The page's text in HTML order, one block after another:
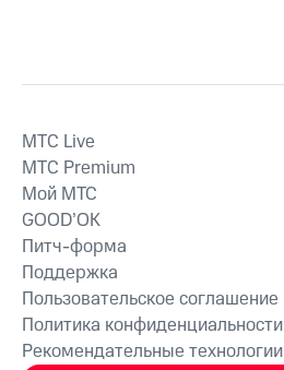
MTС Live
MTС Premium
Мой МТС
GOOD’OK
Питч-форма
Поддержка
Пользовательское соглашение
Политика конфиденциальности
Рекомендательные технологии